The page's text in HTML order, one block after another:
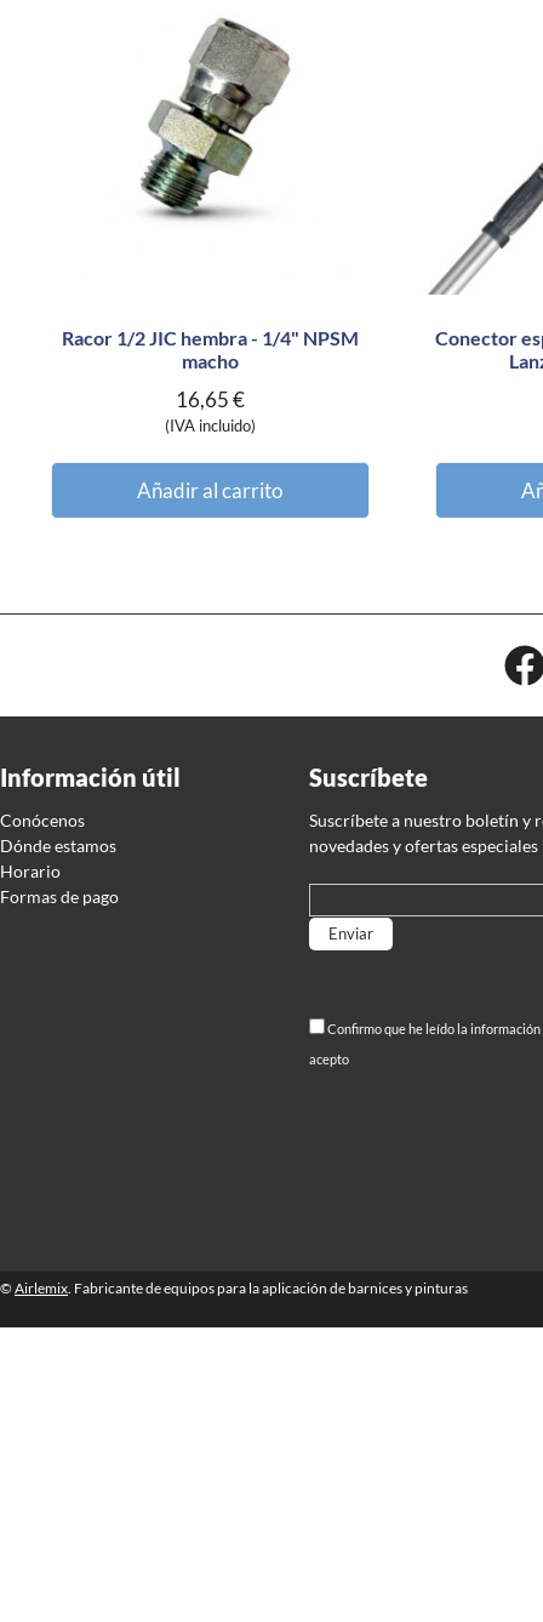
Racor 1/2 JIC hembra - 1/4" NPSM
macho
16,65€
(IVA incluido)
Añadir al carrito
Conector
Información útil
Conócenos
Dónde estamos
Horario
Formas de pago
Suscríbete
Suscríbete a nuestro boletín y
novedades y ofertas especiales
Confirmo que he leído la
acepto
© Airlemix . Fabricante de equipos para la aplicación de barnices y pinturas